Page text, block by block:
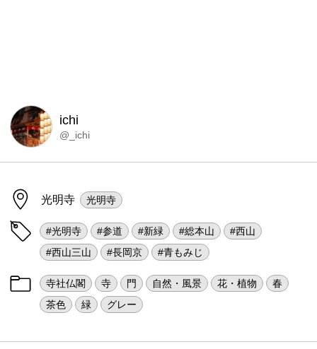
ichi
@_ichi
光明寺 光明寺
#光明寺 #参道 #新緑 #総本山
#西山
#西山三山
#長岡京 #青もみじ
寺社仏閣 寺 門 自然・風景 花・植物
春
茶色
緑 グレー